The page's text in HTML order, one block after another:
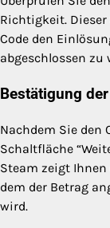
Richtigkeit.
Code den
abgeschlossen zu
Bestätigung
Nachdem Sie den
Schaltfläche
Steam zeigt
dem der Betrag
wird.